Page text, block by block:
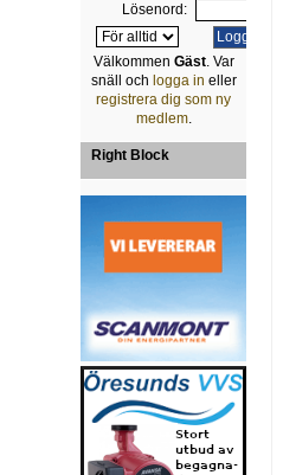
Lösenord:
Välkommen Gäst. Var
snäll och logga in eller
registrera dig som ny
medlem.
Right Block